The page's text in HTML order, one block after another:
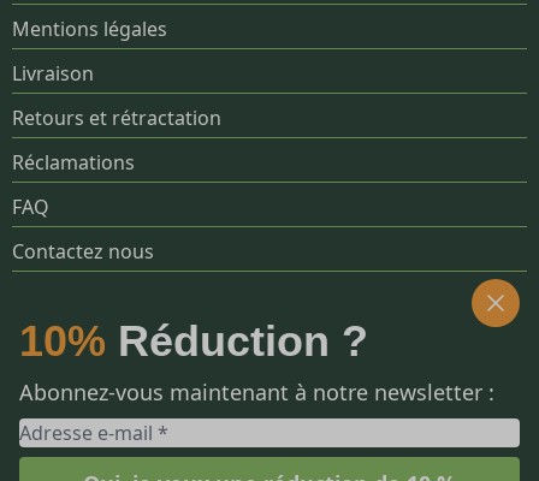
10% Réduction ?
Abonnez-vous maintenant à notre newsletter :
Mentions légales
Livraison
Retours et rétractation
Réclamations
FAQ
Contactez nous